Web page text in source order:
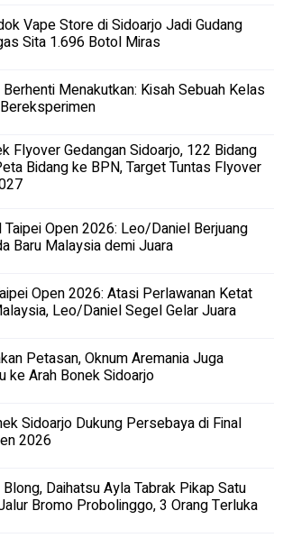
Vape Store di Sidoarjo Jadi Gudang
Sita 1.696 Botol Miras
Menakutkan: Kisah Sebuah Kelas
Flyover Gedangan Sidoarjo, 122 Bidang
Bidang ke BPN, Target Tuntas Flyover
Open 2026: Leo/Daniel Berjuang
Baru Malaysia demi Juara
Open 2026: Atasi Perlawanan Ketat
Leo/Daniel Segel Gelar Juara
Petasan, Oknum Aremania Juga
ke Arah Bonek Sidoarjo
Sidoarjo Dukung Persebaya di Final
2026
Daihatsu Ayla Tabrak Pikap Satu
Bromo Probolinggo, 3 Orang Terluka